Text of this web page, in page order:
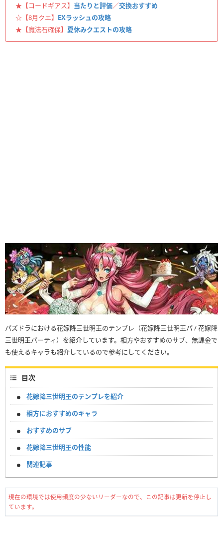
★【コードギアス】 当たりと評価／交換おすすめ
☆【8月クエ】 EXラッシュの攻略
★【魔法石確保】 夏休みクエストの攻略
パズドラにおける花嫁降三世明王のテンプレ（花嫁降三世明王パ / 花嫁降
三世明王パーティ）を紹介しています。相方やおすすめのサブ、無課金で
も使えるキャラも紹介しているので参考にしてください。
目次
花嫁降三世明王のテンプレを紹介
相方におすすめのキャラ
おすすめのサブ
花嫁降三世明王の性能
関連記事
現在の環境では使用頻度の少ないリーダーなので、この記事は更新を停止し
ています。